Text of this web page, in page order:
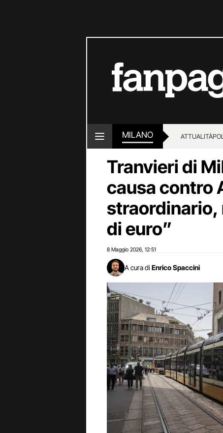
MILANO ATTUALITÀ
Tranvieri di
causa contro
straordinario,
di euro”
8 Maggio 2026 12:51
A cura di Enrico Spaccini